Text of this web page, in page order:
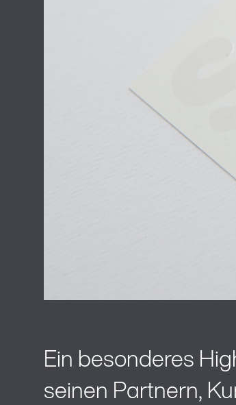
Ein besonderes
seinen Partnern,